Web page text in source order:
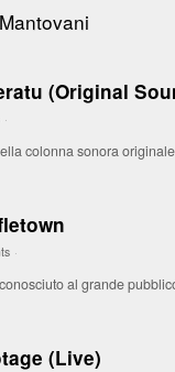
(Original
·
colonna sonora
·
al grande
(Live)